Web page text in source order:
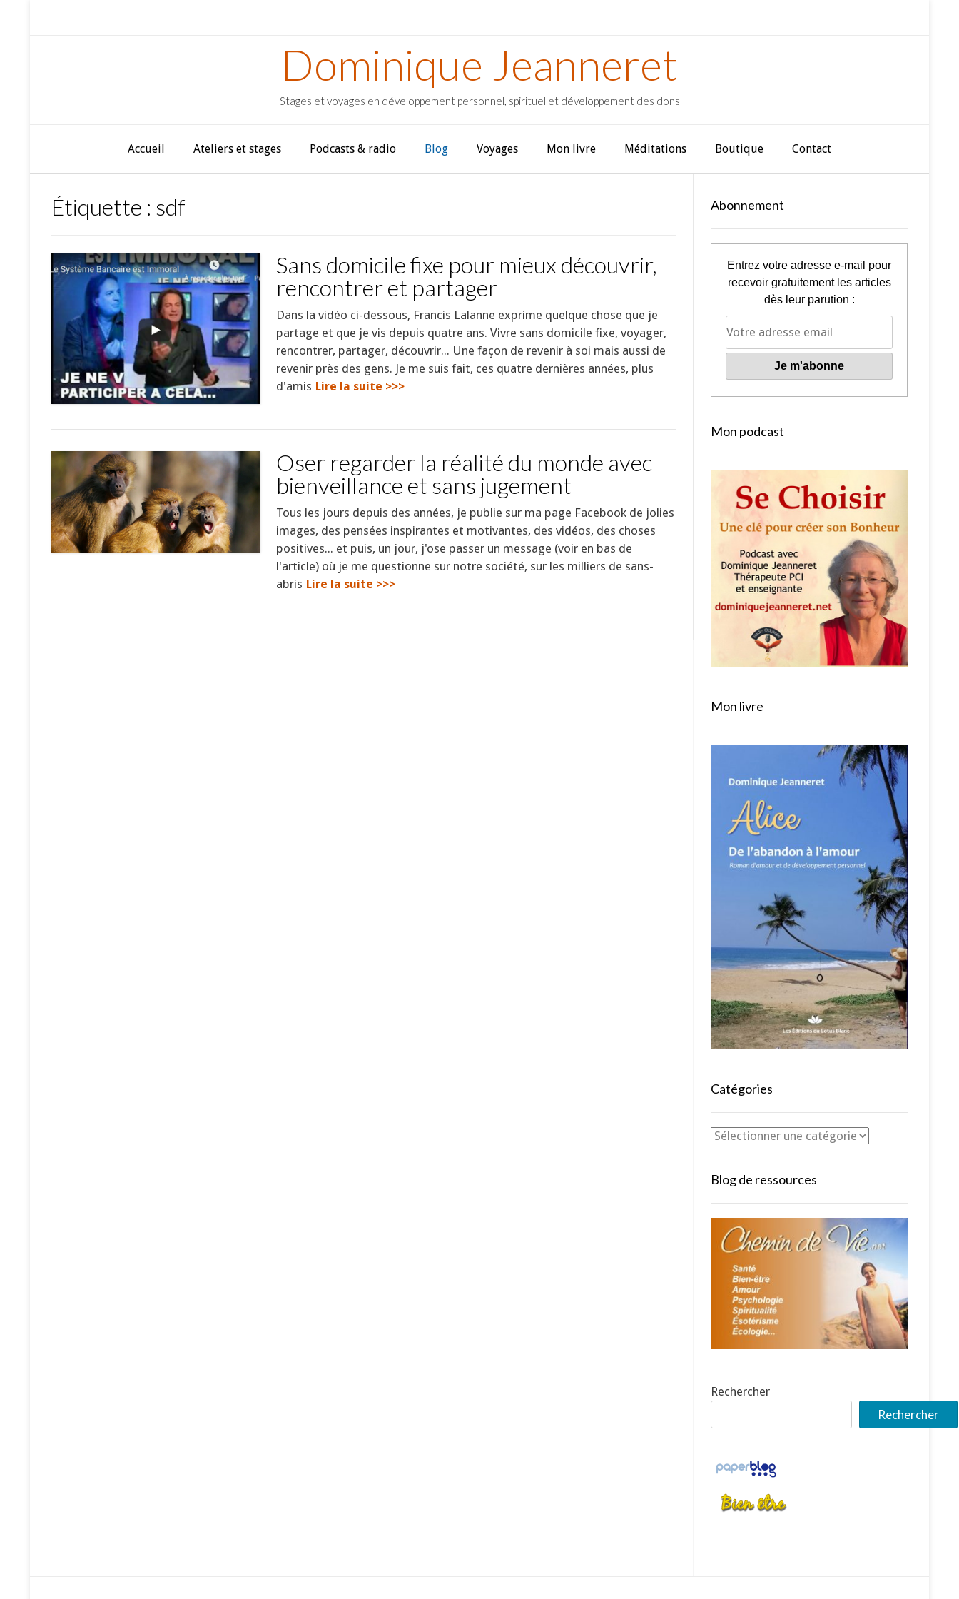
Dominique Jeanneret
Stages et voyages en développement personnel, spirituel et développement des dons
Accueil Ateliers et stages Podcasts & radio Blog Voyages Mon livre Méditations Boutique Contact
Étiquette : sdf
Sans domicile fixe pour mieux découvrir,
rencontrer et partager
Dans la vidéo ci-dessous, Francis Lalanne exprime quelque chose que je
partage et que je vis depuis quatre ans. Vivre sans domicile fixe, voyager,
rencontrer, partager, découvrir... Une façon de revenir à soi mais aussi de
revenir près des gens. Je me suis fait, ces quatre dernières années, plus
d'amis Lire la suite >>>
Oser regarder la réalité du monde avec
bienveillance et sans jugement
Tous les jours depuis des années, je publie sur ma page Facebook de jolies
images, des pensées inspirantes et motivantes, des vidéos, des choses
positives... et puis, un jour, j'ose passer un message (voir en bas de
l'article) où je me questionne sur notre société, sur les milliers de sans-
abris Lire la suite >>>
Abonnement
Entrez votre adresse e-mail pour
recevoir gratuitement les articles
dès leur parution :
Mon podcast
Mon livre
Catégories
Blog de ressources
Rechercher
Rechercher